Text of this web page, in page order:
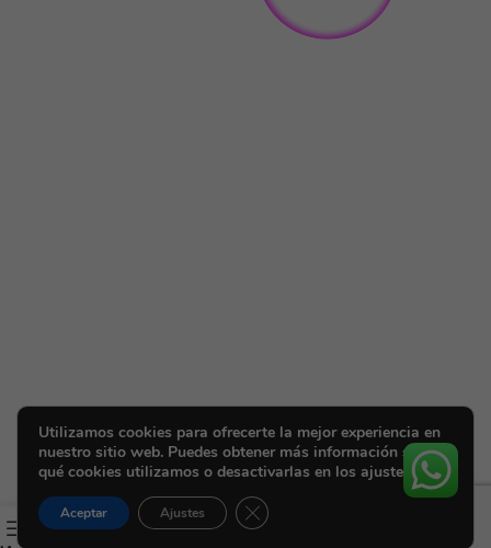
Utilizamos cookies para ofrecerte la mejor experiencia en
nuestro sitio web. Puedes obtener más información sobre
qué cookies utilizamos o desactivarlas en los ajustes.
Aceptar Ajustes Cerrar el banner de cookies RGPD